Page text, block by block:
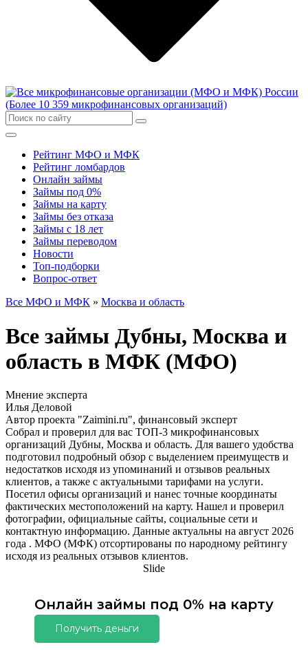
Рейтинг МФО и МФК
Рейтинг ломбардов
Онлайн займы
Займы под 0%
Займы на карту
Займы без отказа
Займы с 18 лет
Займы переводом
Новости
Топ-подборки
Вопрос-ответ
Все МФО и МФК » Москва и область
Все займы Дубны, Москва и
область в МФК (МФО)
Мнение эксперта
Илья Деловой
Автор проекта "Zaimini.ru", финансовый эксперт
Собрал и проверил для вас ТОП-3 микрофинансовых
организаций Дубны, Москва и область. Для вашего удобства
подготовил подробный обзор с выделением преимуществ и
недостатков исходя из упоминаний и отзывов реальных
клиентов, а также с актуальными тарифами на услуги.
Посетил офисы организаций и нанес точные координаты
фактических местоположений на карту. Нашел и проверил
фотографии, официальные сайты, социальные сети и
контактную информацию. Данные актуальны на август 2026
года . МФО (МФК) отсортированы по народному рейтингу
исходя из реальных отзывов клиентов.
Slide
Онлайн займы под 0% на карту
Получить деньги